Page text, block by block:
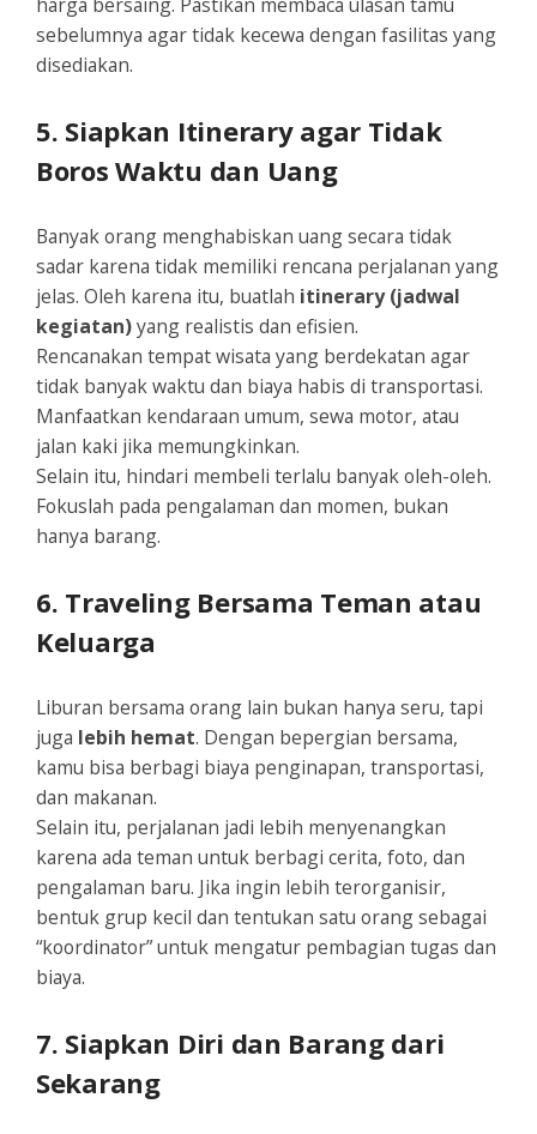
harga bersaing. Pastikan membaca ulasan tamu
sebelumnya agar tidak kecewa dengan fasilitas yang
disediakan.
5. Siapkan Itinerary agar Tidak
Boros Waktu dan Uang
Banyak orang menghabiskan uang secara tidak
sadar karena tidak memiliki rencana perjalanan yang
jelas. Oleh karena itu, buatlah itinerary (jadwal
kegiatan)yang realistis dan efisien.
Rencanakan tempat wisata yang berdekatan agar
tidak banyak waktu dan biaya habis di transportasi.
Manfaatkan kendaraan umum, sewa motor, atau
jalan kaki jika memungkinkan.
Selain itu, hindari membeli terlalu banyak oleh-oleh.
Fokuslah pada pengalaman dan momen, bukan
hanya barang.
6. Traveling Bersama Teman atau
Keluarga
Liburan bersama orang lain bukan hanya seru, tapi
juga lebih hemat. Dengan bepergian bersama,
kamu bisa berbagi biaya penginapan, transportasi,
dan makanan.
Selain itu, perjalanan jadi lebih menyenangkan
karena ada teman untuk berbagi cerita, foto, dan
pengalaman baru. Jika ingin lebih terorganisir,
bentuk grup kecil dan tentukan satu orang sebagai
“koordinator” untuk mengatur pembagian tugas dan
biaya.
7. Siapkan Diri dan Barang dari
Sekarang